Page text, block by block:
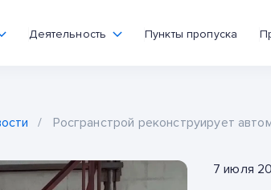
Деятельность Пункты пропуска
/ Росгранстрой реконструирует
7 июля